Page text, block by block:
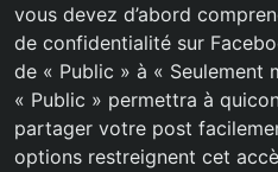
vous devez d’abord
de confidentialité sur
de « Public » à « Seulement
« Public » permettra à
partager votre post
options restreignent cet